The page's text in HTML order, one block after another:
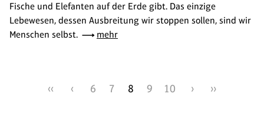
Fische und Elefanten auf der Erde gibt. Das einzige
Lebewesen, dessen Ausbreitung wir stoppen sollen, sind wir
Menschen selbst.
mehr
‹‹ ‹ 6 7 8 9 10 › ››